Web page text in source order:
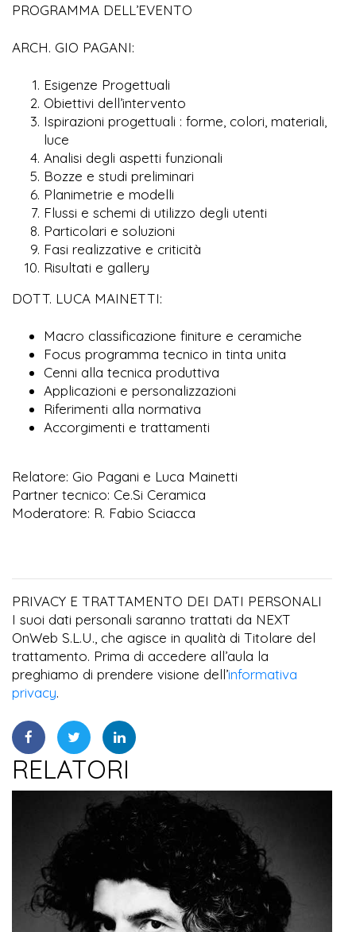
PROGRAMMA DELL’EVENTO
ARCH. GIO PAGANI:
Esigenze Progettuali
Obiettivi dell’intervento
Ispirazioni progettuali : forme, colori, materiali,
luce
Analisi degli aspetti funzionali
Bozze e studi preliminari
Planimetrie e modelli
Flussi e schemi di utilizzo degli utenti
Particolari e soluzioni
Fasi realizzative e criticità
Risultati e gallery
DOTT. LUCA MAINETTI:
Macro classificazione finiture e ceramiche
Focus programma tecnico in tinta unita
Cenni alla tecnica produttiva
Applicazioni e personalizzazioni
Riferimenti alla normativa
Accorgimenti e trattamenti
Relatore: Gio Pagani e Luca Mainetti
Partner tecnico: Ce.Si Ceramica
Moderatore: R. Fabio Sciacca
PRIVACY E TRATTAMENTO DEI DATI PERSONALI
I suoi dati personali saranno trattati da NEXT
OnWeb S.L.U., che agisce in qualità di Titolare del
trattamento. Prima di accedere all’aula la
preghiamo di prendere visione dell’informativa
privacy.
RELATORI